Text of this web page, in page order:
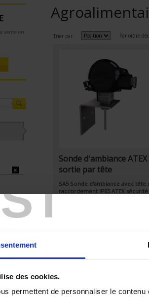
des cookies.
permettent de personnaliser le
vente en
Trier par Par ordre
Sonde d'ambiance ATEX
sortie par tête
SA5 Sonde d'ambiance avec tête
raccordement IP65 ATEX sécurité